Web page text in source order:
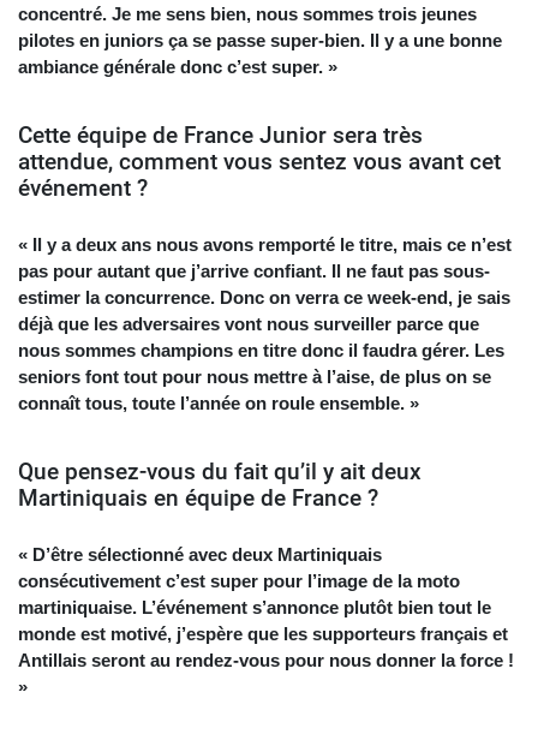
concentré. Je me sens bien, nous sommes trois jeunes
pilotes en juniors ça se passe super-bien. Il y a une bonne
ambiance générale donc c’est super. »
Cette équipe de France Junior sera très
attendue, comment vous sentez vous avant cet
événement ?
« Il y a deux ans nous avons remporté le titre, mais ce n’est
pas pour autant que j’arrive confiant. Il ne faut pas sous-
estimer la concurrence. Donc on verra ce week-end, je sais
déjà que les adversaires vont nous surveiller parce que
nous sommes champions en titre donc il faudra gérer. Les
seniors font tout pour nous mettre à l’aise, de plus on se
connaît tous, toute l’année on roule ensemble. »
Que pensez-vous du fait qu’il y ait deux
Martiniquais en équipe de France ?
« D’être sélectionné avec deux Martiniquais
consécutivement c’est super pour l’image de la moto
martiniquaise. L’événement s’annonce plutôt bien tout le
monde est motivé, j’espère que les supporteurs français et
Antillais seront au rendez-vous pour nous donner la force !
»